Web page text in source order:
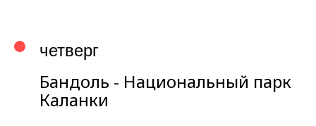
четверг
Бандоль - Национальный парк
Каланки